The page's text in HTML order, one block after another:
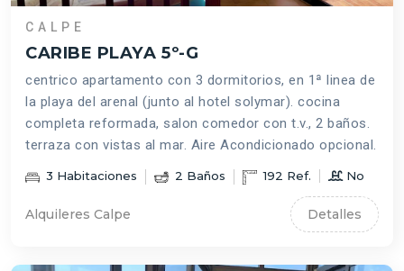
CALPE
CARIBE PLAYA 5º-G
centrico apartamento con 3 dormitorios, en 1ª linea de
la playa del arenal (junto al hotel solymar). cocina
completa reformada, salon comedor con t.v., 2 baños.
terraza con vistas al mar. Aire Acondicionado opcional.
3 Habitaciones 2 Baños 192 Ref. No
Alquileres Calpe Detalles